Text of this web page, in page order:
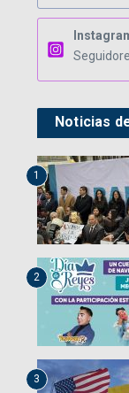
Noticias
1
2
3